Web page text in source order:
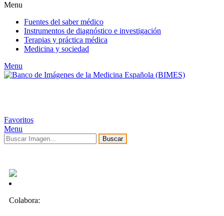
Menu
Fuentes del saber médico
Instrumentos de diagnóstico e investigación
Terapias y práctica médica
Medicina y sociedad
Menu
Favoritos
Menu
Buscar
Colabora: